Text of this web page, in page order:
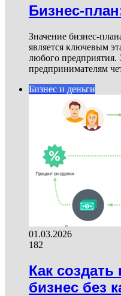
Бизнес-
Значение бизнес-
является ключевым
любого предприятия.
предпринимателям
Бизнес и деньги
01.03.2026
182
Как
бизнес без